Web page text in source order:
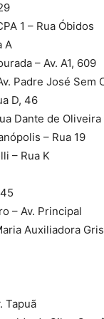
1 – Rua Óbidos
A
– Av. A1, 609
Padre José Sem
D, 46
Dante de Oliveira
– Rua 19
– Rua K
– Av. Principal
Auxiliadora
Tapuã